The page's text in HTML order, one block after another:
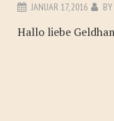
JANUAR 17, 2016 BY
Hallo liebe